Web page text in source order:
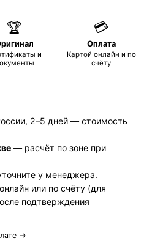
🏆
и
💳
Оплата
Картой онлайн и по
счёту
2–5 дней — стоимость
— расчёт по зоне при
у менеджера.
или по счёту (для
подтверждения
→